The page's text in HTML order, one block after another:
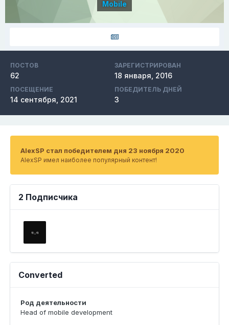
Mobile
ПОСТОВ
62
ЗАРЕГИСТРИРОВАН
18 января, 2016
ПОСЕЩЕНИЕ
14 сентября, 2021
ПОБЕДИТЕЛЬ ДНЕЙ
3
AlexSP стал победителем дня 23 ноября 2020
AlexSP имел наиболее популярный контент!
2 Подписчика
Converted
Род деятельности
Head of mobile development